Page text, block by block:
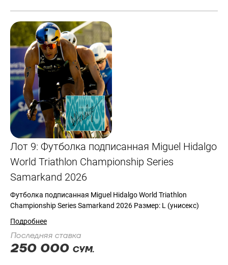
Лот 9: Футболка подписанная Miguel Hidalgo
World Triathlon Championship Series
Samarkand 2026
Футболка подписанная Miguel Hidalgo World Triathlon
Championship Series Samarkand 2026 Размер: L (унисекс)
Подробнее
Последняя ставка
250 000 СУМ.